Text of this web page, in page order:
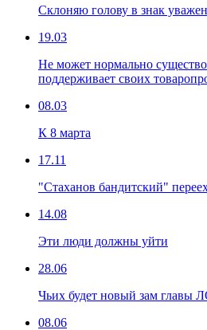
Склоняю голову в знак
19.03
Не может нормально
поддерживает своих
08.03
К 8 марта
17.11
"Стаханов бандитский"
14.08
Эти люди должны уйти
28.06
Чьих будет новый зам главы
08.06